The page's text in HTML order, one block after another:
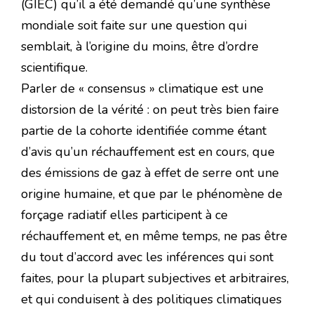
(GIEC) qu’il a été demandé qu’une synthèse
mondiale soit faite sur une question qui
semblait, à l’origine du moins, être d’ordre
scientifique.
Parler de « consensus » climatique est une
distorsion de la vérité : on peut très bien faire
partie de la cohorte identifiée comme étant
d’avis qu’un réchauffement est en cours, que
des émissions de gaz à effet de serre ont une
origine humaine, et que par le phénomène de
forçage radiatif elles participent à ce
réchauffement et, en même temps, ne pas être
du tout d’accord avec les inférences qui sont
faites, pour la plupart subjectives et arbitraires,
et qui conduisent à des politiques climatiques